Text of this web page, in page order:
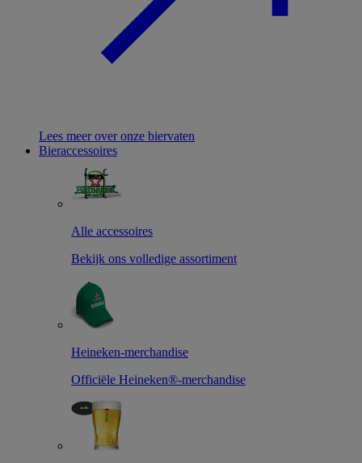
Lees meer over onze biervaten
Bieraccessoires
Alle accessoires
Bekijk ons volledige assortiment
Heineken-merchandise
Officiële Heineken®-merchandise